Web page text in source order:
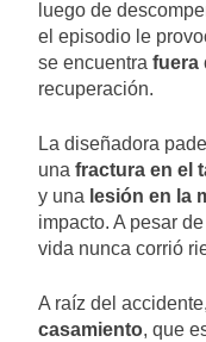
luego de
el episodio le
se encuentra fuera
recuperación.
La diseñadora
una fractura en el
y una lesión en la
impacto. A pesar
vida nunca corrió
A raíz del accidente,
casamiento, que